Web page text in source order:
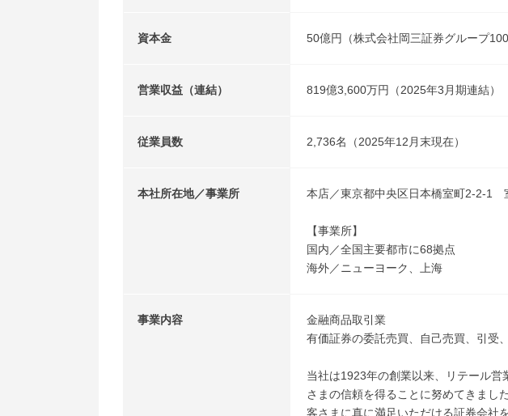
資本金 50億円（株式会社岡三証券グループ100
営業収益（連結） 819億3,600万円（2025年3月期連結）
従業員数 2,736名（2025年12月末現在）
本社所在地／事業所 本店／東京都中央区日本橋室町2-2-1
【事業所】
国内／全国主要都市に68拠点
海外／ニューヨーク、上海
事業内容
金融商品取引業
有価証券の委託売買、自己売買、引受
当社は1923年の創業以来、リテール
さまの信頼を得ることに努めてきまし
客さまに真に満足いただける証券会社